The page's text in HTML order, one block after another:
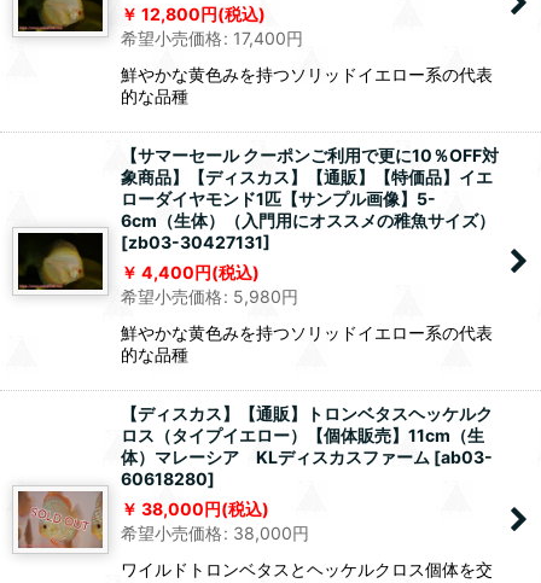
12,800円(税込)
希望小売価格: 17,400円
鮮やかな黄色みを持つソリッドイエロー系の代表
的な品種
【サマーセール クーポンご利用で更に10％OFF対
象商品】【ディスカス】【通販】【特価品】イエ
ローダイヤモンド1匹【サンプル画像】5-
6cm（生体）（入門用にオススメの稚魚サイズ）
[zb03-30427131]
4,400円(税込)
希望小売価格: 5,980円
鮮やかな黄色みを持つソリッドイエロー系の代表
的な品種
【ディスカス】【通販】トロンベタスヘッケルク
ロス（タイプイエロー）【個体販売】11cm（生
体）マレーシア KLディスカスファーム [ab03-
60618280]
38,000円(税込)
希望小売価格: 38,000円
ワイルドトロンベタスとヘッケルクロス個体を交